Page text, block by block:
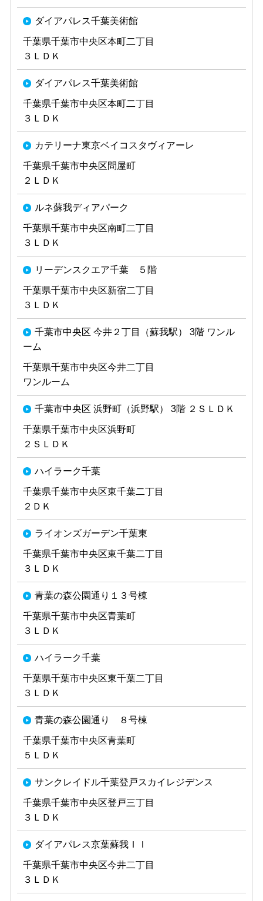
ダイアパレス千葉美術館
千葉県千葉市中央区本町二丁目
３ＬＤＫ
ダイアパレス千葉美術館
千葉県千葉市中央区本町二丁目
３ＬＤＫ
カテリーナ東京ベイコスタヴィアーレ
千葉県千葉市中央区問屋町
２ＬＤＫ
ルネ蘇我ディアパーク
千葉県千葉市中央区南町二丁目
３ＬＤＫ
リーデンスクエア千葉 ５階
千葉県千葉市中央区新宿二丁目
３ＬＤＫ
千葉市中央区 今井２丁目（蘇我駅） 3階 ワンル
ーム
千葉県千葉市中央区今井二丁目
ワンルーム
千葉市中央区 浜野町（浜野駅） 3階 ２ＳＬＤＫ
千葉県千葉市中央区浜野町
２ＳＬＤＫ
ハイラーク千葉
千葉県千葉市中央区東千葉二丁目
２ＤＫ
ライオンズガーデン千葉東
千葉県千葉市中央区東千葉二丁目
３ＬＤＫ
青葉の森公園通り１３号棟
千葉県千葉市中央区青葉町
３ＬＤＫ
ハイラーク千葉
千葉県千葉市中央区東千葉二丁目
３ＬＤＫ
青葉の森公園通り ８号棟
千葉県千葉市中央区青葉町
５ＬＤＫ
サンクレイドル千葉登戸スカイレジデンス
千葉県千葉市中央区登戸三丁目
３ＬＤＫ
ダイアパレス京葉蘇我ＩＩ
千葉県千葉市中央区今井二丁目
３ＬＤＫ